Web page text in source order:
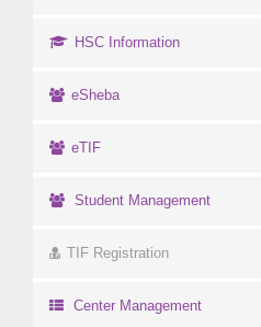
HSC Information
eSheba
eTIF
Student Management
TIF Registration
Center Management